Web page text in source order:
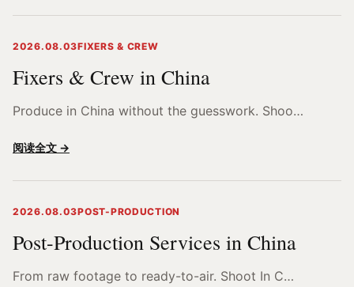
2026.08.03FIXERS & CREW
Fixers & Crew in China
Produce in China without the guesswork. Shoo…
阅读全文 →
2026.08.03POST-PRODUCTION
Post-Production Services in China
From raw footage to ready-to-air. Shoot In C…